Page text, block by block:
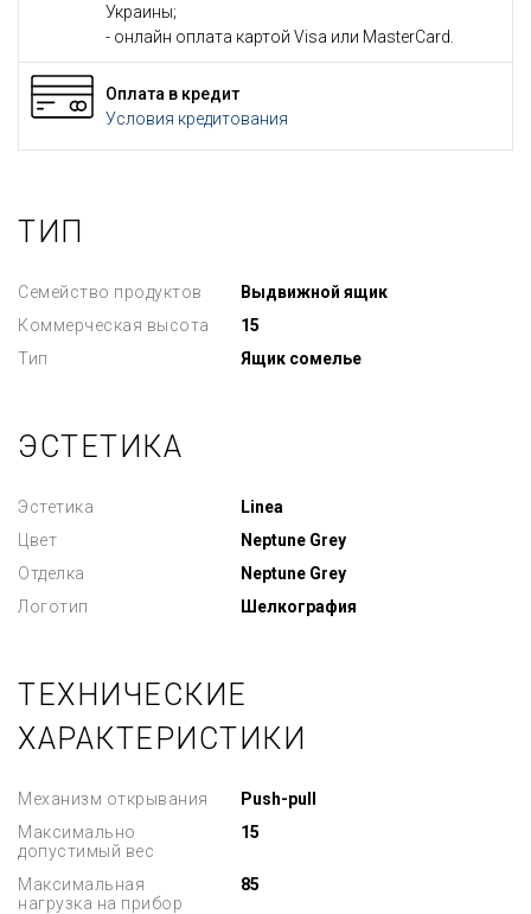
Украины;
- онлайн оплата картой Visa или MasterCard.
Оплата в кредит
Условия кредитования
ТИП
Семейство продуктов
Выдвижной ящик
Коммерческая высота
15
Тип
Ящик сомелье
ЭСТЕТИКА
Эстетика
Linea
Цвет
Neptune Grey
Отделка
Neptune Grey
Логотип
Шелкография
ТЕХНИЧЕСКИЕ
ХАРАКТЕРИСТИКИ
Механизм открывания
Push-pull
Максимально
допустимый вес
15
Максимальная
нагрузка на прибор
85